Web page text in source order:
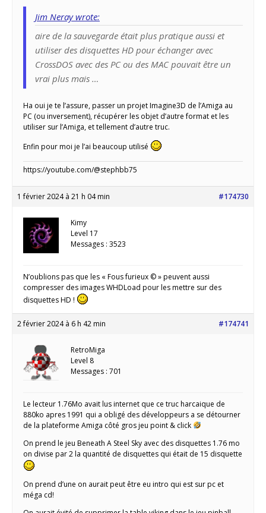
Jim Neray wrote:
aire de la sauvegarde était plus pratique aussi et
utiliser des disquettes HD pour échanger avec
CrossDOS avec des PC ou des MAC pouvait être un
vrai plus mais …
Ha oui je te l’assure, passer un projet Imagine3D de l’Amiga au
PC (ou inversement), récupérer les objet d’autre format et les
utiliser sur l’Amiga, et tellement d’autre truc.
Enfin pour moi je l’ai beaucoup utilisé
https://youtube.com/@stephbb75
1 février 2024 à 21 h 04 min #174730
Kimy
Level 17
Messages : 3523
N’oublions pas que les « Fous furieux © » peuvent aussi
compresser des images WHDLoad pour les mettre sur des
disquettes HD !
2 février 2024 à 6 h 42 min #174741
RetroMiga
Level 8
Messages : 701
Le lecteur 1.76Mo avait lus internet que ce truc harcaique de
880ko apres 1991 qui a obligé des développeurs a se détourner
de la plateforme Amiga côté gros jeu point & click
On prend le jeu Beneath A Steel Sky avec des disquettes 1.76 mo
on divise par 2 la quantité de disquettes qui était de 15 disquette
On prend d’une on aurait peut être eu intro qui est sur pc et
méga cd!